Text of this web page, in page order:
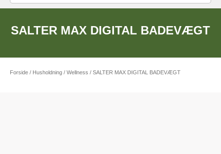
SALTER MAX DIGITAL BADEVÆGT
Forside / Husholdning / Wellness / SALTER MAX DIGITAL BADEVÆGT